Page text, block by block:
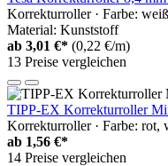
Korrekturroller · Farbe:
Material: Kunststoff
ab 3,01 €* (0,22 €/m)
13 Preise vergleichen
TIPP-EX Korrekturroller
Korrekturroller · Farbe: rot,
ab 1,56 €*
14 Preise vergleichen